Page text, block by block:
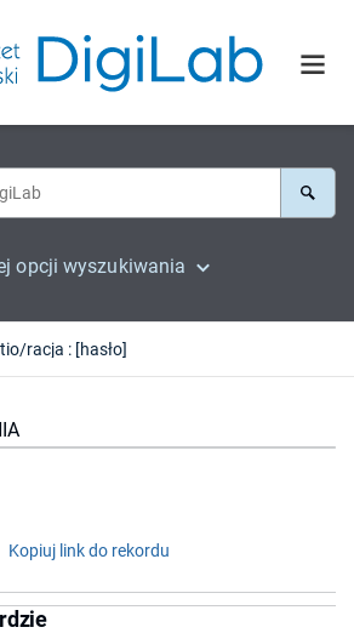
opcji wyszukiwania
racja : [hasło]
Kopiuj link do rekordu